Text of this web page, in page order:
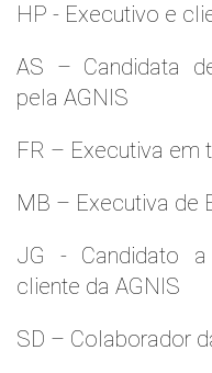
HP - Executivo e
AS – Candidata
pela AGNIS
FR – Executiva em
MB – Executiva de
JG - Candidato
cliente da AGNIS
SD – Colaborador